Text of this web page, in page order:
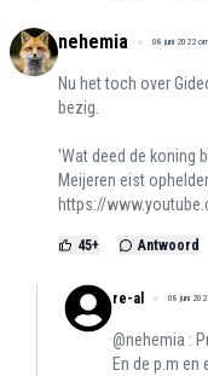
nehemia 08 juni 2022
Nu het toch over
bezig.
'Wat deed de koning
Meijeren eist
https://
45+ Antwoord
re-al 08 juni
@nehemia :
En de p.m